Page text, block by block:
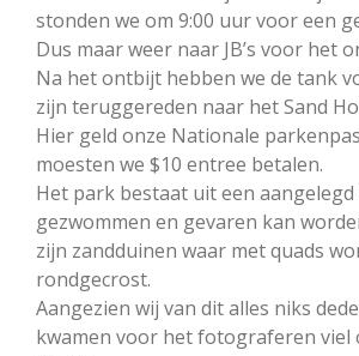
stonden we om 9:00 uur voor een
Dus maar weer naar JB’s voor het
Na het ontbijt hebben we de tank
zijn teruggereden naar het Sand
Hier geld onze Nationale
moesten we $10 entree betalen.
Het park bestaat uit een
gezwommen en gevaren kan
zijn zandduinen waar met quads
rondgecrost.
Aangezien wij van dit alles niks
kwamen voor het fotograferen viel